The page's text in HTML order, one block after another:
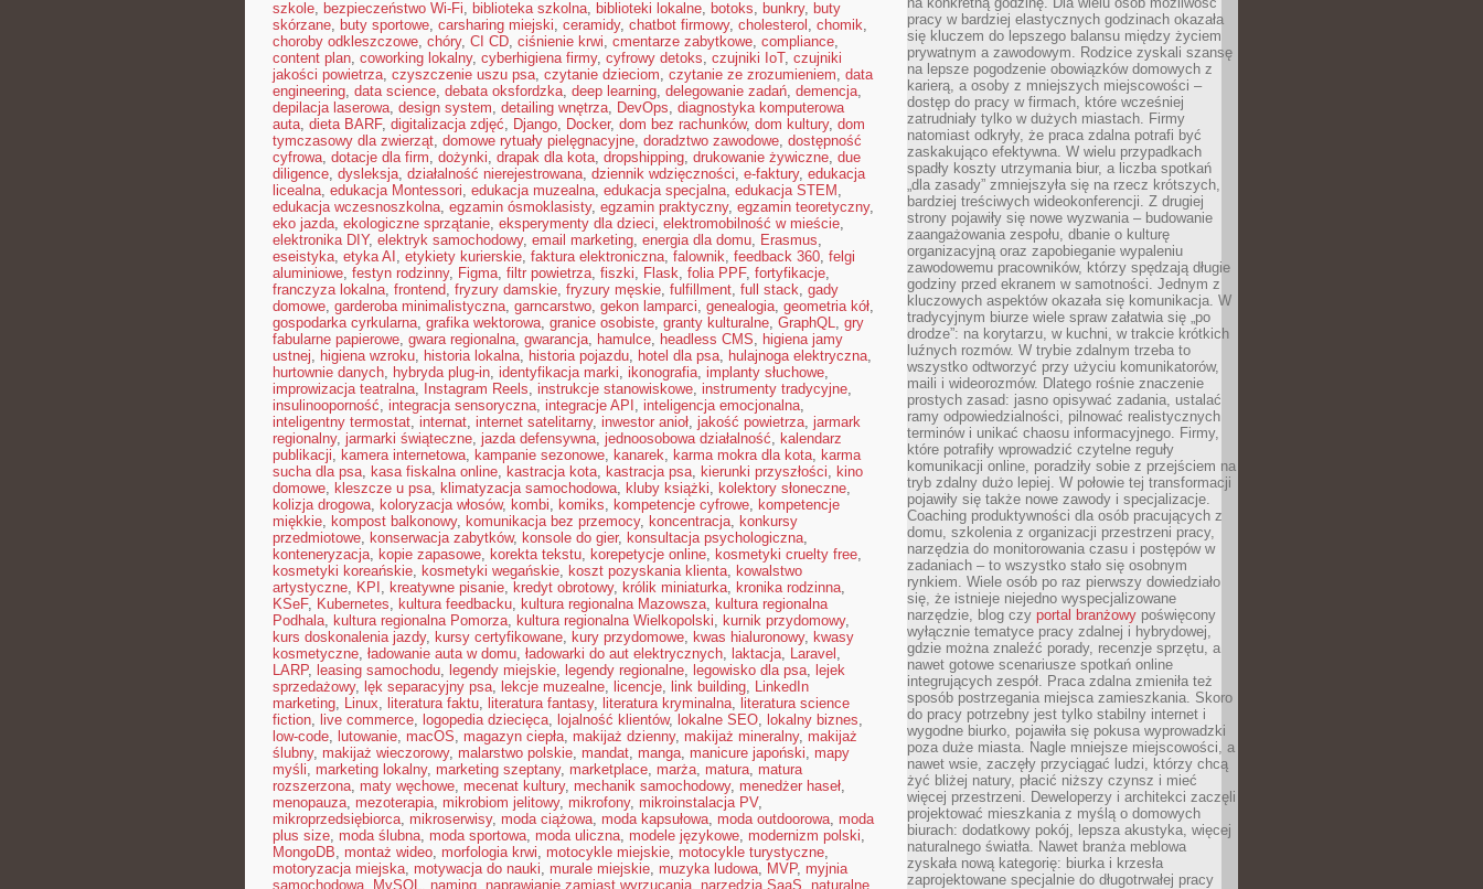
szkole, bezpieczeństwo Wi-Fi, biblioteka szkolna, biblioteki lokalne, botoks, bunkry, buty
skórzane, buty sportowe, carsharing miejski, ceramidy, chatbot firmowy, cholesterol , chomik,
choroby odkleszczowe, chóry, CI CD, ciśnienie krwi, cmentarze zabytkowe, compliance,
content plan, coworking lokalny, cyberhigiena firmy, cyfrowy detoks, czujniki IoT, czujniki
jakości powietrza, czyszczenie uszu psa, czytanie dzieciom, czytanie ze zrozumieniem, data
engineering, data science, debata oksfordzka, deep learning, delegowanie zadań, demencja,
depilacja laserowa, design system, detailing wnętrza, DevOps, diagnostyka komputerowa
auta, dieta BARF, digitalizacja zdjęć, Django, Docker, dom bez rachunków, dom kultury, dom
tymczasowy dla zwierząt, domowe rytuały pielęgnacyjne, doradztwo zawodowe, dostępność
cyfrowa, dotacje dla firm, dożynki, drapak dla kota, dropshipping, drukowanie żywiczne, due
diligence, dysleksja, działalność nierejestrowana, dziennik wdzięczności, e-faktury, edukacja
licealna, edukacja Montessori, edukacja muzealna, edukacja specjalna, edukacja STEM ,
edukacja wczesnoszkolna, egzamin ósmoklasisty, egzamin praktyczny, egzamin teoretyczny,
eko jazda, ekologiczne sprzątanie, eksperymenty dla dzieci, elektromobilność w mieście,
elektronika DIY, elektryk samochodowy, email marketing, energia dla domu, Erasmus,
eseistyka, etyka AI , etykiety kurierskie, faktura elektroniczna, falownik, feedback 360, felgi
aluminiowe, festyn rodzinny, Figma, filtr powietrza, fiszki, Flask, folia PPF, fortyfikacje,
franczyza lokalna, frontend, fryzury damskie, fryzury męskie, fulfillment, full stack, gady
domowe, garderoba minimalistyczna, garncarstwo, gekon lamparci, genealogia, geometria kół,
gospodarka cyrkularna, grafika wektorowa, granice osobiste, granty kulturalne, GraphQL, gry
fabularne papierowe, gwara regionalna, gwarancja, hamulce, headless CMS, higiena jamy
ustnej, higiena wzroku, historia lokalna, historia pojazdu, hotel dla psa, hulajnoga elektryczna,
hurtownie danych, hybryda plug-in, identyfikacja marki, ikonografia, implanty słuchowe,
improwizacja teatralna, Instagram Reels, instrukcje stanowiskowe, instrumenty tradycyjne,
insulinooporność, integracja sensoryczna, integracje API , inteligencja emocjonalna,
inteligentny termostat, internat, internet satelitarny, inwestor anioł, jakość powietrza, jarmark
regionalny, jarmarki świąteczne, jazda defensywna, jednoosobowa działalność, kalendarz
publikacji, kamera internetowa, kampanie sezonowe, kanarek, karma mokra dla kota, karma
sucha dla psa, kasa fiskalna online, kastracja kota, kastracja psa, kierunki przyszłości, kino
domowe, kleszcze u psa, klimatyzacja samochodowa, kluby książki, kolektory słoneczne,
kolizja drogowa, koloryzacja włosów, kombi, komiks, kompetencje cyfrowe, kompetencje
miękkie, kompost balkonowy, komunikacja bez przemocy, koncentracja, konkursy
przedmiotowe, konserwacja zabytków, konsole do gier, konsultacja psychologiczna,
konteneryzacja, kopie zapasowe, korekta tekstu, korepetycje online, kosmetyki cruelty free,
kosmetyki koreańskie, kosmetyki wegańskie, koszt pozyskania klienta, kowalstwo
artystyczne, KPI , kreatywne pisanie, kredyt obrotowy, królik miniaturka, kronika rodzinna,
KSeF, Kubernetes, kultura feedbacku, kultura regionalna Mazowsza, kultura regionalna
Podhala, kultura regionalna Pomorza, kultura regionalna Wielkopolski, kurnik przydomowy,
kurs doskonalenia jazdy, kursy certyfikowane, kury przydomowe, kwas hialuronowy, kwasy
kosmetyczne, ładowanie auta w domu, ładowarki do aut elektrycznych, laktacja, Laravel ,
LARP, leasing samochodu, legendy miejskie, legendy regionalne, legowisko dla psa, lejek
sprzedażowy, lęk separacyjny psa, lekcje muzealne, licencje, link building, LinkedIn
marketing, Linux, literatura faktu, literatura fantasy, literatura kryminalna, literatura science
fiction, live commerce, logopedia dziecięca, lojalność klientów, lokalne SEO, lokalny biznes,
low-code, lutowanie, macOS, magazyn ciepła, makijaż dzienny, makijaż mineralny, makijaż
ślubny, makijaż wieczorowy, malarstwo polskie, mandat, manga, manicure japoński, mapy
myśli, marketing lokalny, marketing szeptany, marketplace, marża, matura, matura
rozszerzona, maty węchowe, mecenat kultury, mechanik samochodowy, menedżer haseł,
menopauza, mezoterapia, mikrobiom jelitowy, mikrofony, mikroinstalacja PV,
mikroprzedsiębiorca, mikroserwisy, moda ciążowa, moda kapsułowa, moda outdoorowa, moda
plus size, moda ślubna, moda sportowa, moda uliczna, modele językowe, modernizm polski,
MongoDB, montaż wideo, morfologia krwi, motocykle miejskie, motocykle turystyczne,
motoryzacja miejska, motywacja do nauki, murale miejskie, muzyka ludowa, MVP, myjnia
samochodowa, MySQL, naming, naprawianie zamiast wyrzucania, narzędzia SaaS, naturalne
pracy w bardziej elastycznych godzinach okazała
się kluczem do lepszego balansu między życiem
prywatnym a zawodowym. Rodzice zyskali szansę
na lepsze pogodzenie obowiązków domowych z
karierą, a osoby z mniejszych miejscowości –
dostęp do pracy w firmach, które wcześniej
zatrudniały tylko w dużych miastach. Firmy
natomiast odkryły, że praca zdalna potrafi być
zaskakująco efektywna. W wielu przypadkach
spadły koszty utrzymania biur, a liczba spotkań
„dla zasady” zmniejszyła się na rzecz krótszych,
bardziej treściwych wideokonferencji. Z drugiej
strony pojawiły się nowe wyzwania – budowanie
zaangażowania zespołu, dbanie o kulturę
organizacyjną oraz zapobieganie wypaleniu
zawodowemu pracowników, którzy spędzają długie
godziny przed ekranem w samotności. Jednym z
kluczowych aspektów okazała się komunikacja. W
tradycyjnym biurze wiele spraw załatwia się „po
drodze”: na korytarzu, w kuchni, w trakcie krótkich
luźnych rozmów. W trybie zdalnym trzeba to
wszystko odtworzyć przy użyciu komunikatorów,
maili i wideorozmów. Dlatego rośnie znaczenie
prostych zasad: jasno opisywać zadania, ustalać
ramy odpowiedzialności, pilnować realistycznych
terminów i unikać chaosu informacyjnego. Firmy,
które potrafiły wprowadzić czytelne reguły
komunikacji online, poradziły sobie z przejściem na
tryb zdalny dużo lepiej. W połowie tej transformacji
pojawiły się także nowe zawody i specjalizacje.
Coaching produktywności dla osób pracujących z
domu, szkolenia z organizacji przestrzeni pracy,
narzędzia do monitorowania czasu i postępów w
zadaniach – to wszystko stało się osobnym
rynkiem. Wiele osób po raz pierwszy dowiedziało
się, że istnieje niejedno wyspecjalizowane
narzędzie, blog czy portal branżowy poświęcony
wyłącznie tematyce pracy zdalnej i hybrydowej,
gdzie można znaleźć porady, recenzje sprzętu, a
nawet gotowe scenariusze spotkań online
integrujących zespół. Praca zdalna zmieniła też
sposób postrzegania miejsca zamieszkania. Skoro
do pracy potrzebny jest tylko stabilny internet i
wygodne biurko, pojawiła się pokusa wyprowadzki
poza duże miasta. Nagle mniejsze miejscowości, a
nawet wsie, zaczęły przyciągać ludzi, którzy chcą
żyć bliżej natury, płacić niższy czynsz i mieć
więcej przestrzeni. Deweloperzy i architekci zaczęli
projektować mieszkania z myślą o domowych
biurach: dodatkowy pokój, lepsza akustyka, więcej
naturalnego światła. Nawet branża meblowa
zyskała nową kategorię: biurka i krzesła
zaprojektowane specjalnie do długotrwałej pracy